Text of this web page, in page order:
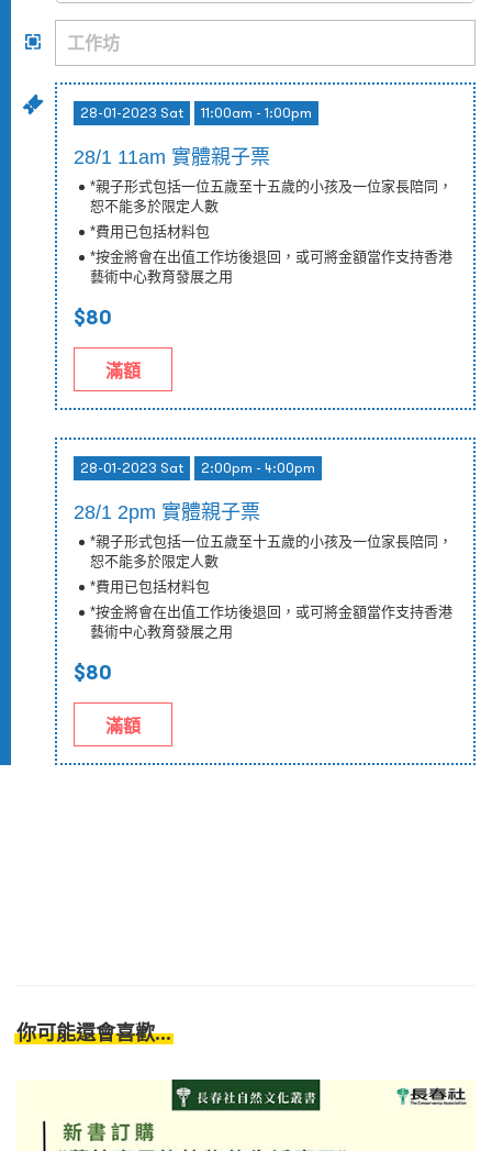
28-01-2023 Sat 11:00am - 1:00pm
28/1 11am 實體親子票
*親子形式包括一位五歲至十五歲的小孩及一位家長陪同，
恕不能多於限定人數
*費用已包括材料包
*按金將會在出值工作坊後退回，或可將金額當作支持香港
藝術中心教育發展之用
$80
滿額
28-01-2023 Sat 2:00pm - 4:00pm
28/1 2pm 實體親子票
*親子形式包括一位五歲至十五歲的小孩及一位家長陪同，
恕不能多於限定人數
*費用已包括材料包
*按金將會在出值工作坊後退回，或可將金額當作支持香港
藝術中心教育發展之用
$80
滿額
你可能還會喜歡...